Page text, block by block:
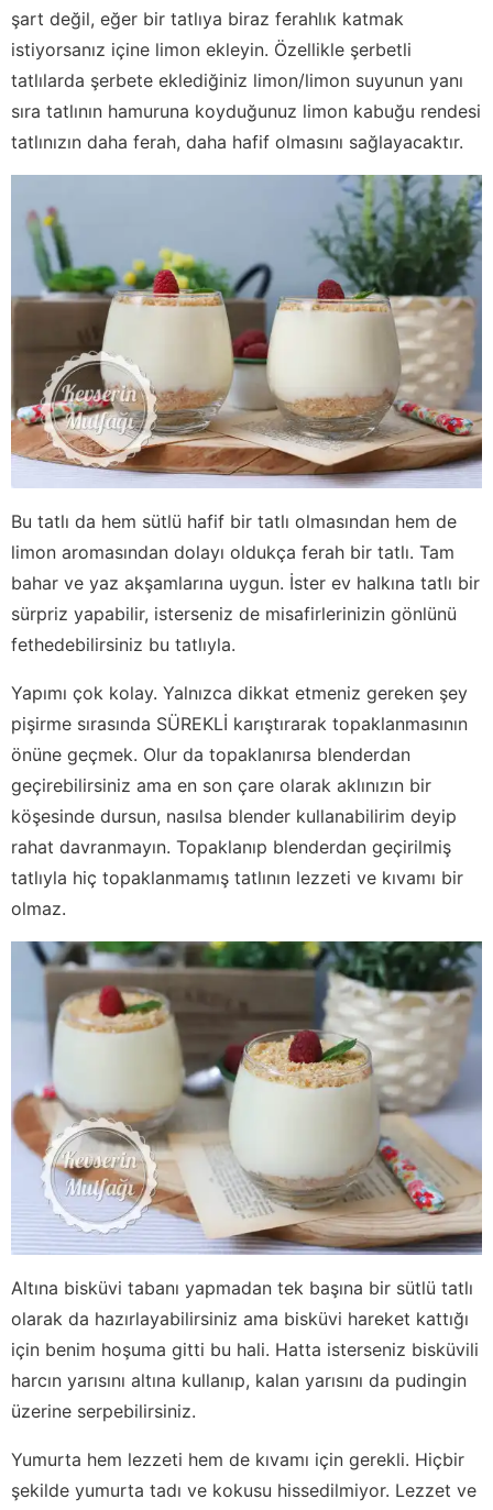
şart değil, eğer bir tatlıya biraz ferahlık katmak
istiyorsanız içine limon ekleyin. Özellikle şerbetli
tatlılarda şerbete eklediğiniz limon/limon suyunun yanı
sıra tatlının hamuruna koyduğunuz limon kabuğu rendesi
tatlınızın daha ferah, daha hafif olmasını sağlayacaktır.
Bu tatlı da hem sütlü hafif bir tatlı olmasından hem de
limon aromasından dolayı oldukça ferah bir tatlı. Tam
bahar ve yaz akşamlarına uygun. İster ev halkına tatlı bir
sürpriz yapabilir, isterseniz de misafirlerinizin gönlünü
fethedebilirsiniz bu tatlıyla.
Yapımı çok kolay. Yalnızca dikkat etmeniz gereken şey
pişirme sırasında SÜREKLİ karıştırarak topaklanmasının
önüne geçmek. Olur da topaklanırsa blenderdan
geçirebilirsiniz ama en son çare olarak aklınızın bir
köşesinde dursun, nasılsa blender kullanabilirim deyip
rahat davranmayın. Topaklanıp blenderdan geçirilmiş
tatlıyla hiç topaklanmamış tatlının lezzeti ve kıvamı bir
olmaz.
Altına bisküvi tabanı yapmadan tek başına bir sütlü tatlı
olarak da hazırlayabilirsiniz ama bisküvi hareket kattığı
için benim hoşuma gitti bu hali. Hatta isterseniz bisküvili
harcın yarısını altına kullanıp, kalan yarısını da pudingin
üzerine serpebilirsiniz.
Yumurta hem lezzeti hem de kıvamı için gerekli. Hiçbir
şekilde yumurta tadı ve kokusu hissedilmiyor. Lezzet ve